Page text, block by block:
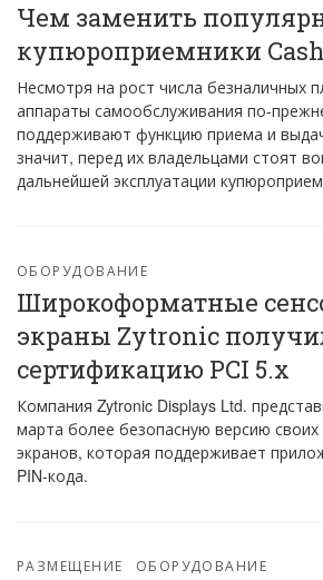
Чем заменить
купюроприемники
Несмотря на рост числа безналичных
аппараты самообслуживания по-
поддерживают функцию приема и
значит, перед их владельцами стоят
дальнейшей эксплуатации
ОБОРУДОВАНИЕ
Широкоформатные
экраны Zytronic
сертификацию PCI 5.x
Компания Zytronic Displays Ltd.
марта более безопасную версию своих
экранов, которая поддерживает
PIN-кода.
РАЗМЕЩЕНИЕ ОБОРУДОВАНИЕ